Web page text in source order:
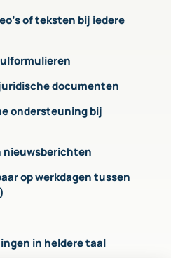
of teksten bij iedere
documenten
ondersteuning bij
nieuwsberichten
op werkdagen tussen
in heldere taal